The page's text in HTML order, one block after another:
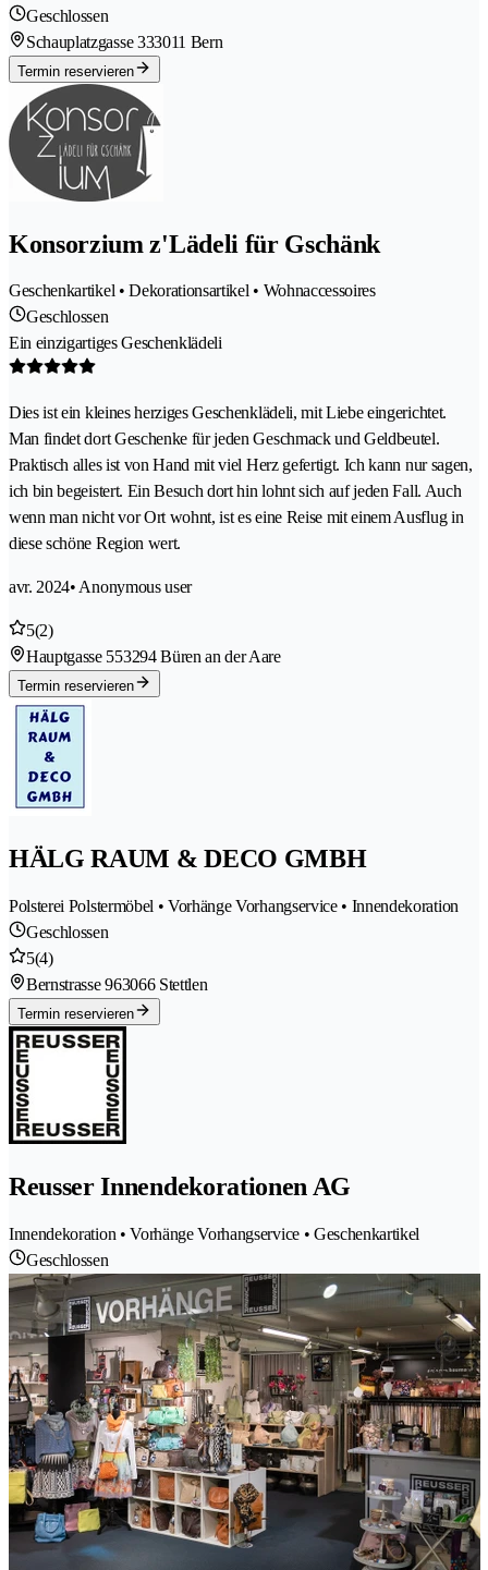
Geschlossen
Schauplatzgasse 333011 Bern
Termin reservieren
Konsorzium z'Lädeli für Gschänk
Geschenkartikel • Dekorationsartikel • Wohnaccessoires
Geschlossen
Ein einzigartiges Geschenklädeli
Dies ist ein kleines herziges Geschenklädeli, mit Liebe eingerichtet.
Man findet dort Geschenke für jeden Geschmack und Geldbeutel.
Praktisch alles ist von Hand mit viel Herz gefertigt. Ich kann nur sagen,
ich bin begeistert. Ein Besuch dort hin lohnt sich auf jeden Fall. Auch
wenn man nicht vor Ort wohnt, ist es eine Reise mit einem Ausflug in
diese schöne Region wert.
avr. 2024• Anonymous user
5(2)
Hauptgasse 553294 Büren an der Aare
Termin reservieren
HÄLG RAUM & DECO GMBH
Polsterei Polstermöbel • Vorhänge Vorhangservice • Innendekoration
Geschlossen
5(4)
Bernstrasse 963066 Stettlen
Termin reservieren
Reusser Innendekorationen AG
Innendekoration • Vorhänge Vorhangservice • Geschenkartikel
Geschlossen